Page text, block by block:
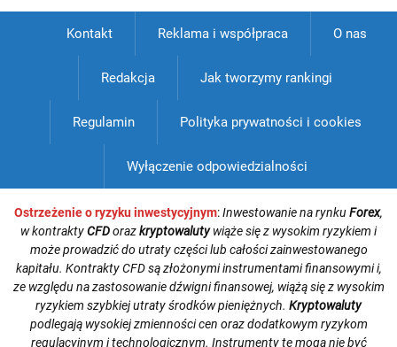
Kontakt Reklama i współpraca O nas
Redakcja Jak tworzymy rankingi
Regulamin Polityka prywatności i cookies
Wyłączenie odpowiedzialności
Ostrzeżenie o ryzyku inwestycyjnym:Inwestowanie na rynkuForex,
w kontraktyCFDorazkryptowalutywiąże się z wysokim ryzykiem i
może prowadzić do utraty części lub całości zainwestowanego
kapitału. Kontrakty CFD są złożonymi instrumentami finansowymi i,
ze względu na zastosowanie dźwigni finansowej, wiążą się z wysokim
ryzykiem szybkiej utraty środków pieniężnych. Kryptowaluty
podlegają wysokiej zmienności cen oraz dodatkowym ryzykom
regulacyjnym i technologicznym. Instrumenty te mogą nie być